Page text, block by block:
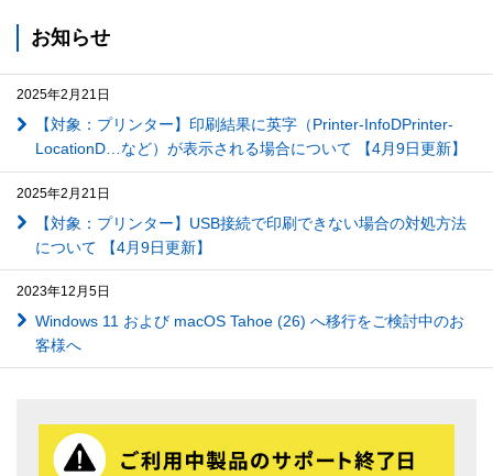
お知らせ
2025年2月21日
【対象：プリンター】印刷結果に英字（Printer-InfoDPrinter-
LocationD…など）が表示される場合について 【4月9日更新】
2025年2月21日
【対象：プリンター】USB接続で印刷できない場合の対処方法
について 【4月9日更新】
2023年12月5日
Windows 11 および macOS Tahoe (26) へ移行をご検討中のお
客様へ